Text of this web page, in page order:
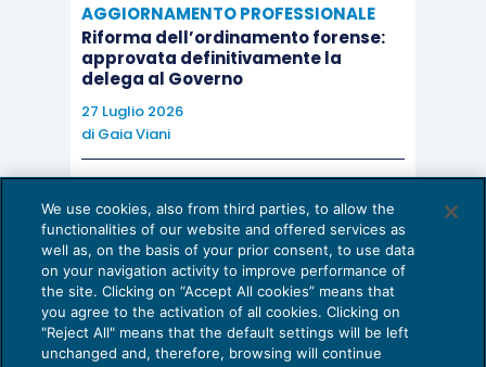
AGGIORNAMENTO PROFESSIONALE
Riforma dell’ordinamento forense:
approvata definitivamente la
delega al Governo
27 Luglio 2026
di Gaia Viani
Come evitare le allucinazioni dell’AI:
guida per l’avvocato
24 Luglio 2026
di Sofia Savoia
We use cookies, also from third parties, to allow the
functionalities of our website and offered services as
well as, on the basis of your prior consent, to use data
on your navigation activity to improve performance of
the site. Clicking on “Accept All cookies” means that
you agree to the activation of all cookies. Clicking on
"Reject All" means that the default settings will be left
unchanged and, therefore, browsing will continue